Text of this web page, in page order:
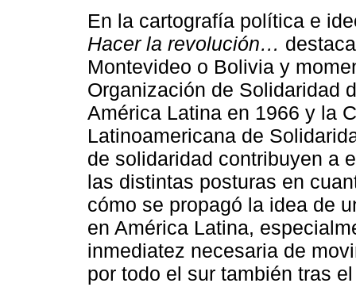
En la cartografía política e
Hacer la revolución…
Montevideo o Bolivia y
Organización de Solidaridad
América Latina en 1966 y la
Latinoamericana de
de solidaridad contribuyen a
las distintas posturas en
cómo se propagó la idea de
en América Latina,
inmediatez necesaria de
por todo el sur también tras